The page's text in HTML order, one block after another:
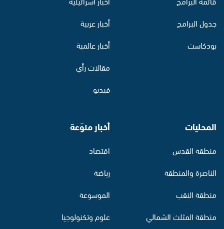
جدول البرامج
بودكاست
أخبار عربية
أخبار عالمية
مقالات رأي
فيديو
المحليات
منطقة القدس
الناصرة والمنطقة
منطقة النقب
منطقة المثلث الشمالي
أخبار منوّعة
اقتصاد
رياضة
الموسوعة
علوم وتكنولوجيا